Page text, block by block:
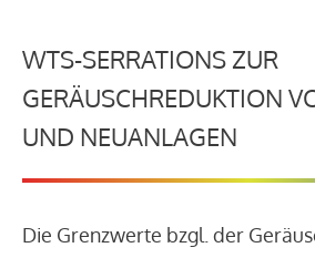
WTS-SERRATIONS ZUR
GERÄUSCHREDUKTION
UND NEUANLAGEN
Die Grenzwerte bzgl. der